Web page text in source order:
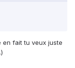
en fait tu veux juste